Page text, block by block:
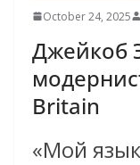
October 24, 2025
Джейкоб
Britain
«Мой